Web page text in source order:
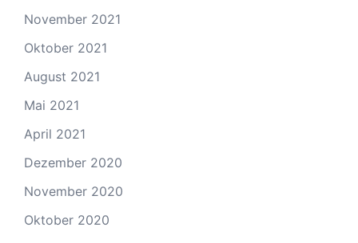
November 2021
Oktober 2021
August 2021
Mai 2021
April 2021
Dezember 2020
November 2020
Oktober 2020